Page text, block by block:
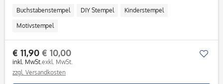
Buchstabenstempel DIY Stempel Kinderstempel
Motivstempel
€ 11,90
inkl. MwSt.
€ 10,00
exkl. MwSt.
zzgl. Versandkosten